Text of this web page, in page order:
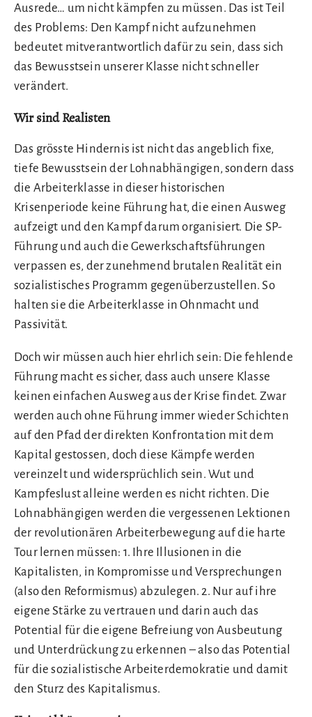
Ausrede… um nicht kämpfen zu müssen. Das ist Teil
des Problems: Den Kampf nicht aufzunehmen
bedeutet mitverantwortlich dafür zu sein, dass sich
das Bewusstsein unserer Klasse nicht schneller
verändert.
Wir sind Realisten
Das grösste Hindernis ist nicht das angeblich fixe,
tiefe Bewusstsein der Lohnabhängigen, sondern dass
die Arbeiterklasse in dieser historischen
Krisenperiode keine Führung hat, die einen Ausweg
aufzeigt und den Kampf darum organisiert. Die SP-
Führung und auch die Gewerkschaftsführungen
verpassen es, der zunehmend brutalen Realität ein
sozialistisches Programm gegenüberzustellen. So
halten sie die Arbeiterklasse in Ohnmacht und
Passivität.
Doch wir müssen auch hier ehrlich sein: Die fehlende
Führung macht es sicher, dass auch unsere Klasse
keinen einfachen Ausweg aus der Krise findet. Zwar
werden auch ohne Führung immer wieder Schichten
auf den Pfad der direkten Konfrontation mit dem
Kapital gestossen, doch diese Kämpfe werden
vereinzelt und widersprüchlich sein. Wut und
Kampfeslust alleine werden es nicht richten. Die
Lohnabhängigen werden die vergessenen Lektionen
der revolutionären Arbeiterbewegung auf die harte
Tour lernen müssen: 1. Ihre Illusionen in die
Kapitalisten, in Kompromisse und Versprechungen
(also den Reformismus) abzulegen. 2. Nur auf ihre
eigene Stärke zu vertrauen und darin auch das
Potential für die eigene Befreiung von Ausbeutung
und Unterdrückung zu erkennen – also das Potential
für die sozialistische Arbeiterdemokratie und damit
den Sturz des Kapitalismus.